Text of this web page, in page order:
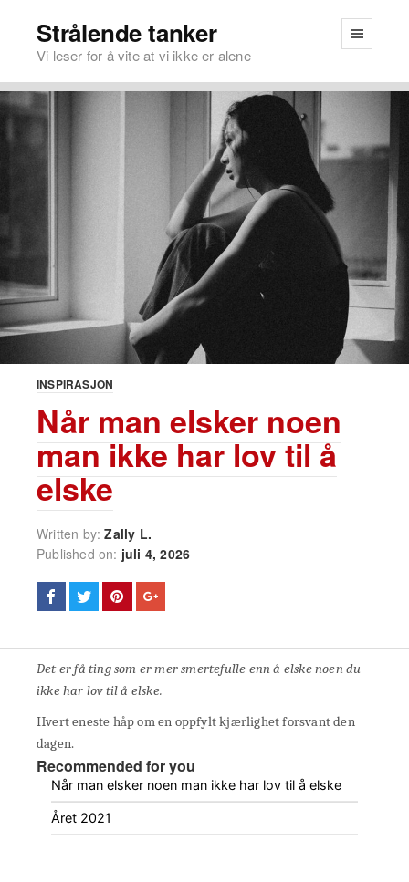
Strålende tanker
Vi leser for å vite at vi ikke er alene
INSPIRASJON
Når man elsker noen
man ikke har lov til å
elske
Written by:Zally L.
Published on: juli 4, 2026
Det er få ting som er mer smertefulle enn å elske noen du
ikke har lov til å elske.
Hvert eneste håp om en oppfylt kjærlighet forsvant den
dagen.
Recommended for you
Når man elsker noen man ikke har lov til å elske
Året 2021